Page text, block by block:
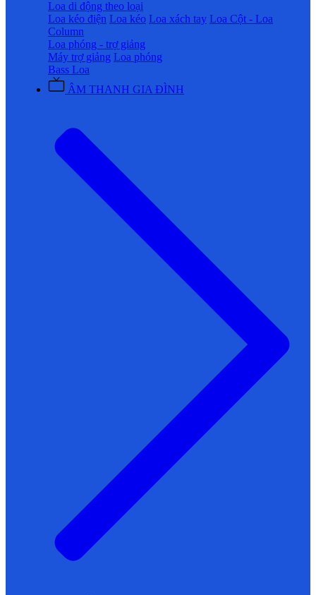
Loa di động theo loại
Loa kéo điện Loa kéo Loa xách tay Loa Cột - Loa
Column
Loa phóng - trợ giảng
Máy trợ giảng Loa phóng
Bass Loa
ÂM THANH GIA ĐÌNH